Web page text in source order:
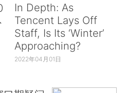
In Depth: As
Tencent Lays Off
Staff, Is Its ‘Winter’
Approaching?
2022年04月01日